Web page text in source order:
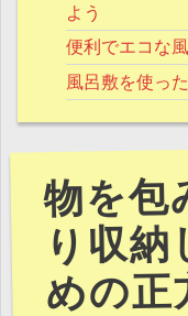
よう
便利でエコな
風呂敷を使っ
物を包
り収納
めの正